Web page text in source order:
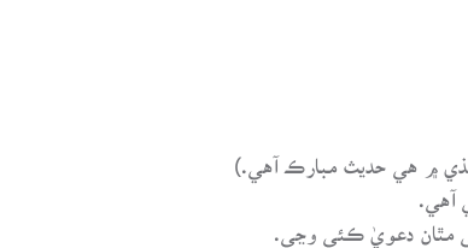
۾ هي حديث مبارڪ آهي.)
آهي.
مٿان دعويٰ ڪئي وڃي.